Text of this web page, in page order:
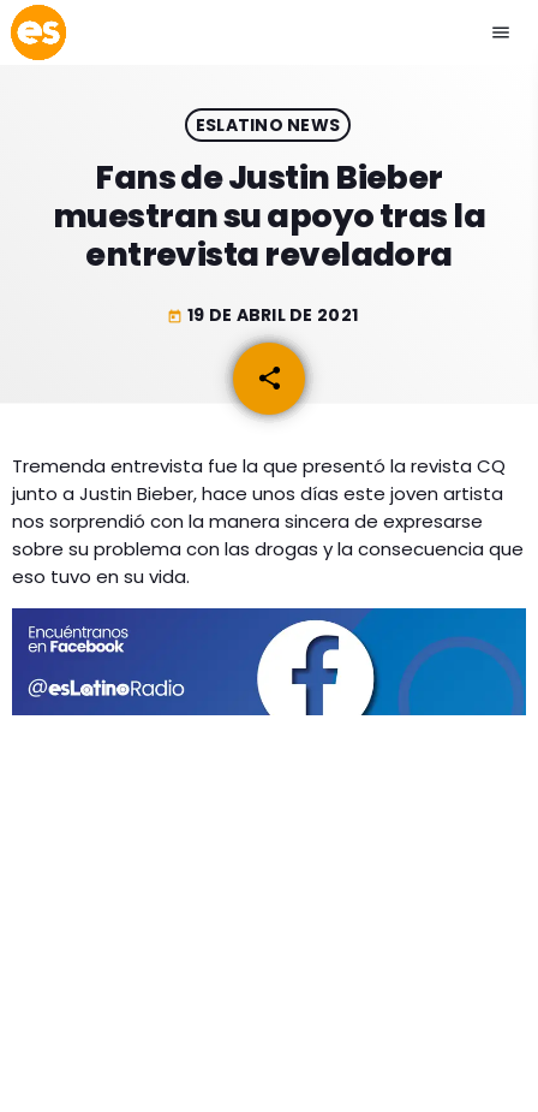
menu
EMISIÓN LA PAZ
play_arrow EMISIÓN COCHABAMBA
ACTUALIDAD
ESPECTÁCULOS
GEEKERS
MÚSICA
ENTRETENIMIENTO
PROGRAMACIÓN
INICIO
CONTACTO
ESLATINO NEWS
Fans de Justin Bieber
muestran su apoyo tras la
entrevista reveladora
today 19 DE ABRIL DE 2021
share
email
Tremenda entrevista fue la que presentó la revista CQ
junto a Justin Bieber, hace unos días este joven artista
nos sorprendió con la manera sincera de expresarse
sobre su problema con las drogas y la consecuencia que
eso tuvo en su vida.